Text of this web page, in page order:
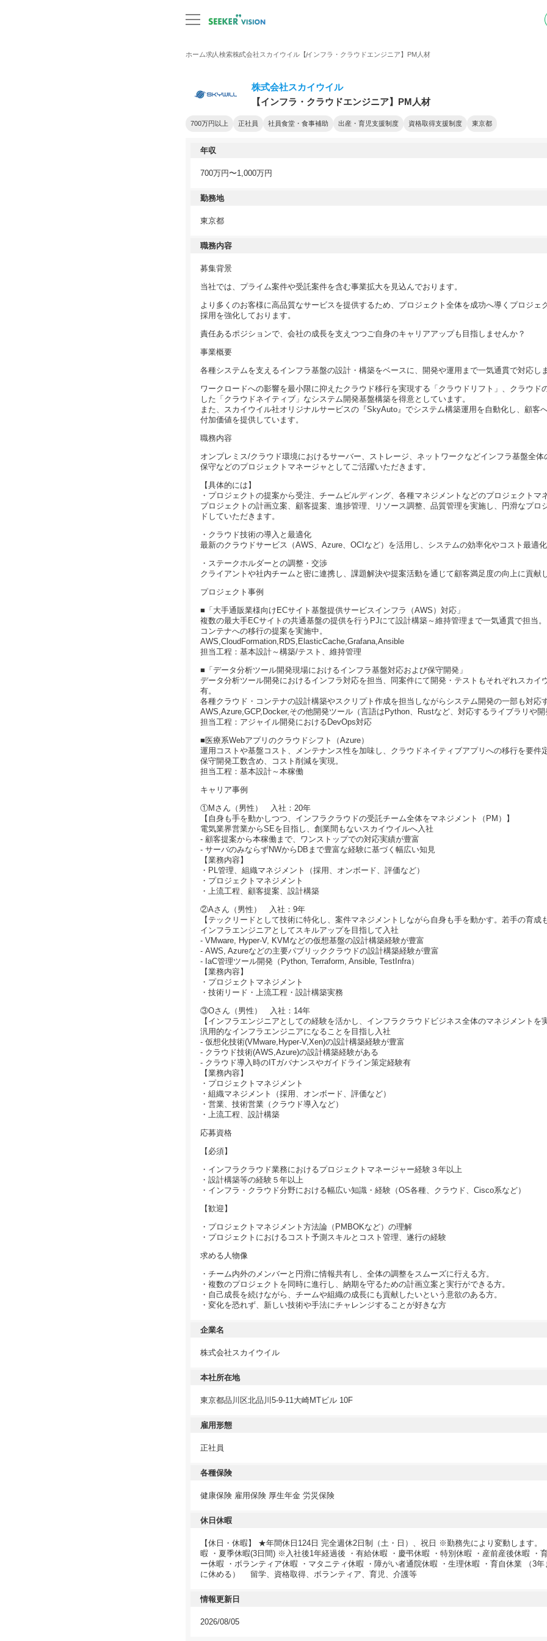
ホーム求人検索株式会社スカイウイル 【インフラ・クラウドエンジニア】PM人材
株式会社スカイウイル
【インフラ・クラウドエンジニア】PM人材
700万円以上 正社員 社員食堂・食事補助 出産・育児支援制度 資格取得支援制度 東京都
年収
700万円〜1,000万円
勤務地
東京都
職務内容
募集背景
当社では、プライム案件や受託案件を含む事業拡大を見込んでおります。
より多くのお客様に高品質なサービスを提供するため、プロジェクト全体を成功へ導くプロジェ
採用を強化しております。
責任あるポジションで、会社の成長を支えつつご自身のキャリアアップも目指しませんか？
事業概要
各種システムを支えるインフラ基盤の設計・構築をベースに、開発や運用まで一気通貫で対応しま
ワークロードへの影響を最小限に抑えたクラウド移行を実現する「クラウドリフト」、クラウド
した「クラウドネイティブ」なシステム開発基盤構築を得意としています。
また、スカイウイル社オリジナルサービスの『SkyAuto』でシステム構築運用を自動化し、顧客
付加価値を提供しています。
職務内容
オンプレミス/クラウド環境におけるサーバー、ストレージ、ネットワークなどインフラ基盤全体
保守などのプロジェクトマネージャとしてご活躍いただきます。
【具体的には】
・プロジェクトの提案から受注、チームビルディング、各種マネジメントなどのプロジェクトマ
プロジェクトの計画立案、顧客提案、進捗管理、リソース調整、品質管理を実施し、円滑なプロ
ドしていただきます。
・クラウド技術の導入と最適化
最新のクラウドサービス（AWS、Azure、OCIなど）を活用し、システムの効率化やコスト最適化
・ステークホルダーとの調整・交渉
クライアントや社内チームと密に連携し、課題解決や提案活動を通じて顧客満足度の向上に貢献
プロジェクト事例
■「大手通販業様向けECサイト基盤提供サービスインフラ（AWS）対応」
複数の最大手ECサイトの共通基盤の提供を行うPJにて設計構築～維持管理まで一気通貫で担当。
コンテナへの移行の提案を実施中。
AWS,CloudFormation,RDS,ElasticCache,Grafana,Ansible
担当工程：基本設計～構築/テスト、維持管理
■「データ分析ツール開発現場におけるインフラ基盤対応および保守開発」
データ分析ツール開発におけるインフラ対応を担当、同案件にて開発・テストもそれぞれスカイ
有。
各種クラウド・コンテナの設計構築やスクリプト作成を担当しながらシステム開発の一部も対応す
AWS,Azure,GCP,Docker,その他開発ツール（言語はPython、Rustなど、対応するライブラリや開
担当工程：アジャイル開発におけるDevOps対応
■医療系Webアプリのクラウドシフト（Azure）
運用コストや基盤コスト、メンテナンス性を加味し、クラウドネイティブアプリへの移行を要件
保守開発工数含め、コスト削減を実現。
担当工程：基本設計～本稼働
キャリア事例
①Mさん（男性） 入社：20年
【自身も手を動かしつつ、インフラクラウドの受託チーム全体をマネジメント（PM）】
電気業界営業からSEを目指し、創業間もないスカイウイルへ入社
- 顧客提案から本稼働まで、ワンストップでの対応実績が豊富
- サーバのみならずNWからDBまで豊富な経験に基づく幅広い知見
【業務内容】
・PL管理、組織マネジメント（採用、オンボード、評価など）
・プロジェクトマネジメント
・上流工程、顧客提案、設計構築
②Aさん（男性） 入社：9年
【テックリードとして技術に特化し、案件マネジメントしながら自身も手を動かす。若手の育成
インフラエンジニアとしてスキルアップを目指して入社
- VMware, Hyper-V, KVMなどの仮想基盤の設計構築経験が豊富
- AWS, Azureなどの主要パブリッククラウドの設計構築経験が豊富
- IaC管理ツール開発（Python, Terraform, Ansible, TestInfra）
【業務内容】
・プロジェクトマネジメント
・技術リード・上流工程・設計構築実務
③Oさん（男性） 入社：14年
【インフラエンジニアとしての経験を活かし、インフラクラウドビジネス全体のマネジメントを実
汎用的なインフラエンジニアになることを目指し入社
- 仮想化技術(VMware,Hyper-V,Xen)の設計構築経験が豊富
- クラウド技術(AWS,Azure)の設計構築経験がある
- クラウド導入時のITガバナンスやガイドライン策定経験有
【業務内容】
・プロジェクトマネジメント
・組織マネジメント（採用、オンボード、評価など）
・営業、技術営業（クラウド導入など）
・上流工程、設計構築
応募資格
【必須】
・インフラクラウド業務におけるプロジェクトマネージャー経験３年以上
・設計構築等の経験５年以上
・インフラ・クラウド分野における幅広い知識・経験（OS各種、クラウド、Cisco系など）
【歓迎】
・プロジェクトマネジメント方法論（PMBOKなど）の理解
・プロジェクトにおけるコスト予測スキルとコスト管理、遂行の経験
求める人物像
・チーム内外のメンバーと円滑に情報共有し、全体の調整をスムーズに行える方。
・複数のプロジェクトを同時に進行し、納期を守るための計画立案と実行ができる方。
・自己成長を続けながら、チームや組織の成長にも貢献したいという意欲のある方。
・変化を恐れず、新しい技術や手法にチャレンジすることが好きな方
企業名
株式会社スカイウイル
本社所在地
東京都品川区北品川5-9-11大崎MTビル 10F
雇用形態
正社員
各種保険
健康保険 雇用保険 厚生年金 労災保険
休日休暇
【休日・休暇】 ★年間休日124日 完全週休2日制（土・日）、祝日 ※勤務先により変動します。
暇 ・夏季休暇(3日間) ※入社後1年経過後 ・有給休暇 ・慶弔休暇 ・特別休暇 ・産前産後休暇 ・
ー休暇 ・ボランティア休暇 ・マタニティ休暇 ・障がい者通院休暇 ・生理休暇 ・育自休業 （3年
に休める） 留学、資格取得、ボランティア、育児、介護等
情報更新日
2026/08/05